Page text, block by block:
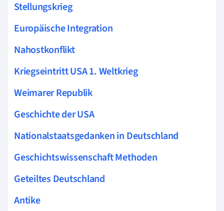
Stellungskrieg
Europäische Integration
Nahostkonflikt
Kriegseintritt USA 1. Weltkrieg
Weimarer Republik
Geschichte der USA
Nationalstaatsgedanken in Deutschland
Geschichtswissenschaft Methoden
Geteiltes Deutschland
Antike